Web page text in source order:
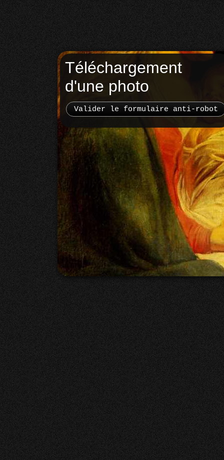
Téléchargement
d'une photo